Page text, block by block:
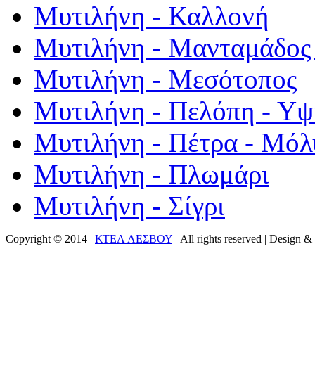
Μυτιλήνη - Καλλονή
Μυτιλήνη - Μανταμάδος
Μυτιλήνη - Μεσότοπος
Μυτιλήνη - Πελόπη -
Μυτιλήνη - Πέτρα -
Μυτιλήνη - Πλωμάρι
Μυτιλήνη - Σίγρι
Copyright © 2014 | ΚΤΕΛ ΛΕΣΒΟΥ | All rights reserved | Design &